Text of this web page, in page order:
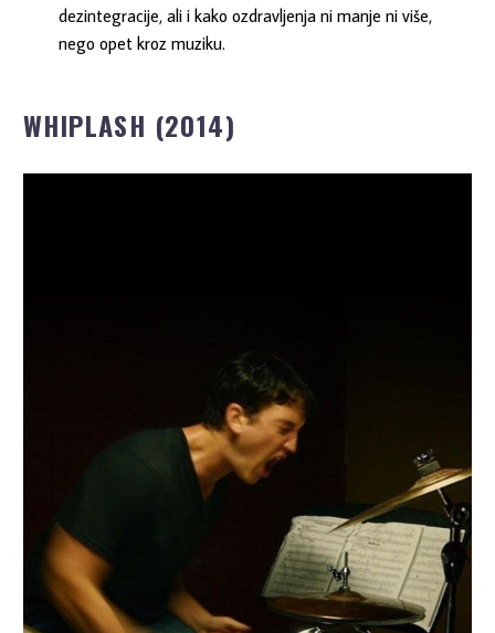
dezintegracije, ali i kako ozdravljenja ni manje ni više,
nego opet kroz muziku.
WHIPLASH (2014)